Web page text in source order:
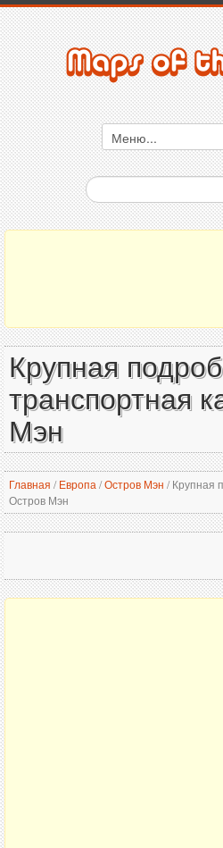
Крупная
транспортная
Мэн
Главная / Европа /Остров Мэн /Крупная
Остров Мэн